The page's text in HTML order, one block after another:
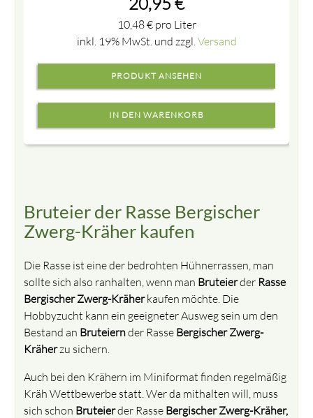
10,48€pro Liter
inkl. 19% MwSt. und zzgl. Versand
PRODUKT ANSEHEN
Bruteier der Rasse Bergischer
Zwerg-Kräher kaufen
Die Rasse ist eine der bedrohten Hühnerrassen, man
sollte sich also ranhalten, wenn man Bruteierder Rasse
Bergischer Zwerg-Kräherkaufen möchte. Die
Hobbyzucht kann ein geeigneter Ausweg sein um den
Bestand an Bruteiernder Rasse Bergischer Zwerg-
Kräherzu sichern.
Auch bei den Krähern im Miniformat finden regelmäßig
Kräh Wettbewerbe statt. Wer da mithalten will, muss
sich schon Bruteierder Rasse Bergischer Zwerg-Kräher,